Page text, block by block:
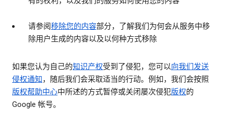
请参阅移除您的内容部分，了解我们为何会从服务中移
除用户生成的内容以及以何种方式移除
如果您认为自己的知识产权受到了侵犯，您可以向我们发送
侵权通知，随后我们会采取适当的行动。例如，我们会按照
版权帮助中心中所述的方式暂停或关闭屡次侵犯版权的
Google 帐号。